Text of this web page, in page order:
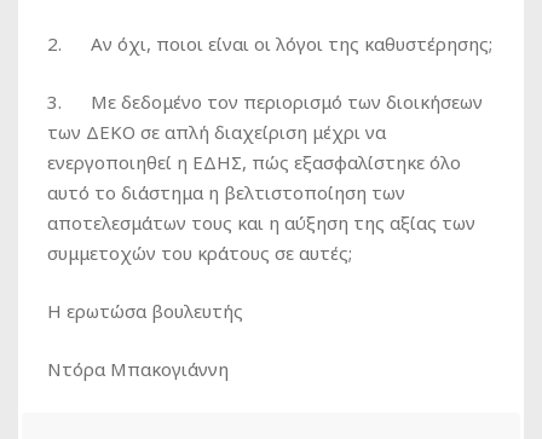
2. Αν όχι, ποιοι είναι οι λόγοι της καθυστέρησης;
3. Με δεδομένο τον περιορισμό των διοικήσεων
των ΔΕΚΟ σε απλή διαχείριση μέχρι να
ενεργοποιηθεί η ΕΔΗΣ, πώς εξασφαλίστηκε όλο
αυτό το διάστημα η βελτιστοποίηση των
αποτελεσμάτων τους και η αύξηση της αξίας των
συμμετοχών του κράτους σε αυτές;
Η ερωτώσα βουλευτής
Ντόρα Μπακογιάννη